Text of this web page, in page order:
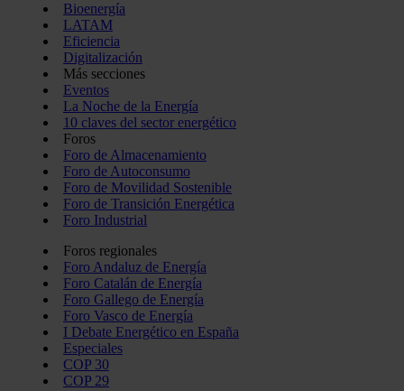
Bioenergía
LATAM
Eficiencia
Digitalización
Más secciones
Eventos
La Noche de la Energía
10 claves del sector energético
Foros
Foro de Almacenamiento
Foro de Autoconsumo
Foro de Movilidad Sostenible
Foro de Transición Energética
Foro Industrial
Foros regionales
Foro Andaluz de Energía
Foro Catalán de Energía
Foro Gallego de Energía
Foro Vasco de Energía
I Debate Energético en España
Especiales
COP 30
COP 29